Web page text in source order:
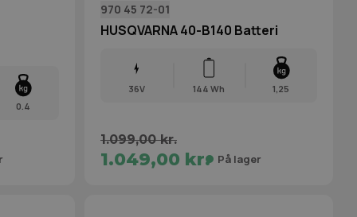
0.4
970 45 72-01
HUSQVARNA 40-B140 Batteri
36V 144 Wh 1,25
1.099,00 kr.
1.049,00 kr. På lager